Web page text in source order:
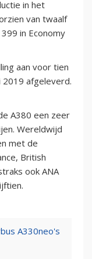
in het
van twaalf
in Economy
aan voor tien
2019 afgeleverd.
A380 een zeer
Wereldwijd
met de
British
ook ANA
A330neo's